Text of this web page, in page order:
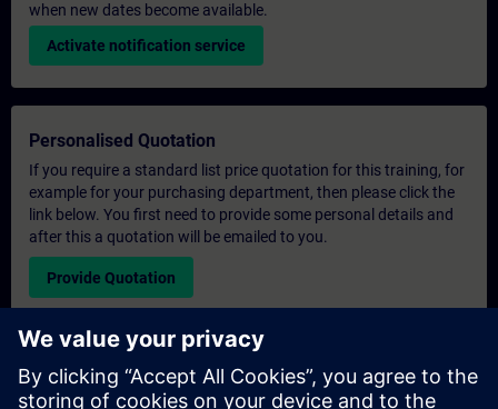
when new dates become available.
Activate notification service
Personalised Quotation
If you require a standard list price quotation for this training, for
example for your purchasing department, then please click the
link below. You first need to provide some personal details and
after this a quotation will be emailed to you.
Provide Quotation
Exclusive Training Enquiry
Please complete the enquiry form below if you require a